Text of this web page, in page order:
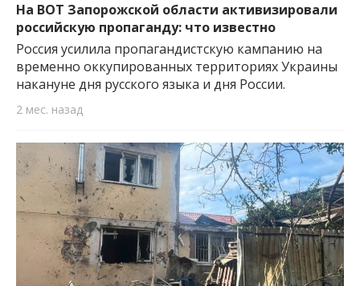
На ВОТ Запорожской области активизировали
российскую пропаганду: что известно
Россия усилила пропагандистскую кампанию на
временно оккупированных территориях Украины
накануне дня русского языка и дня России.
2 мес. назад